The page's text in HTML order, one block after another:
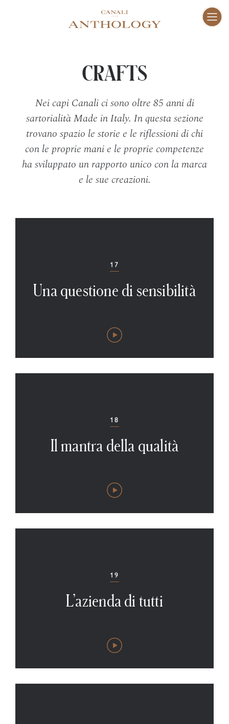
ENG
01–10
11–16
17–47
48–73
87–96
CRAFTS
Nei capi Canali ci sono oltre 85 anni di
sartorialità Made in Italy. In questa sezione
trovano spazio le storie e le riflessioni di chi
con le proprie mani e le proprie competenze
ha sviluppato un rapporto unico con la marca
e le sue creazioni.
17
Una questione di sensibilità
18
Il mantra della qualità
19
L’azienda di tutti